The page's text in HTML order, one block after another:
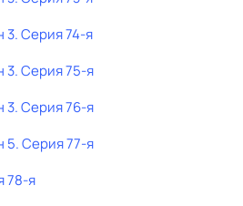
3. Серия 74-я
3. Серия 75-я
3. Серия 76-я
5. Серия 77-я
78-я